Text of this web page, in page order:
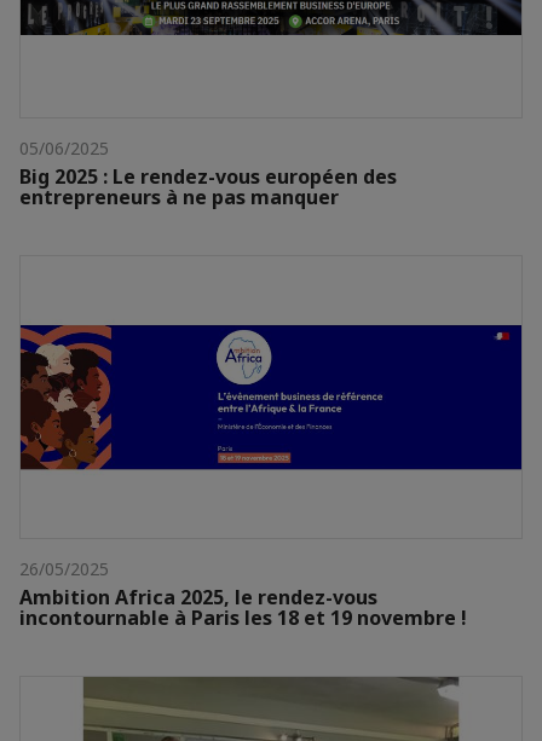
05/06/2025
Big 2025 : Le rendez-vous européen des
entrepreneurs à ne pas manquer
26/05/2025
Ambition Africa 2025, le rendez-vous
incontournable à Paris les 18 et 19 novembre !